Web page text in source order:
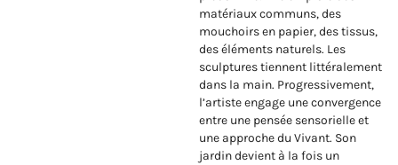
matériaux communs, des
mouchoirs en papier, des tissus,
des éléments naturels. Les
sculptures tiennent littéralement
dans la main. Progressivement,
l’artiste engage une convergence
entre une pensée sensorielle et
une approche du Vivant. Son
jardin devient à la fois un